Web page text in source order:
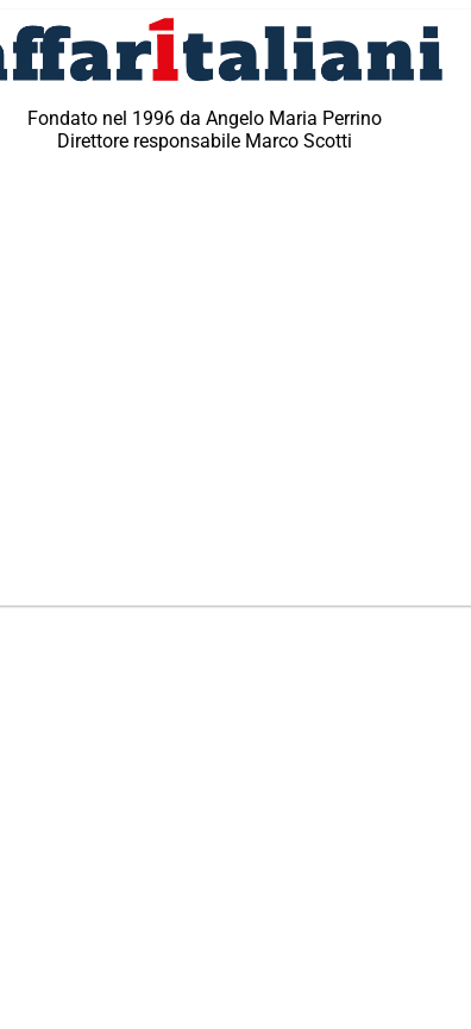
Fondato nel 1996 da Angelo Maria Perrino
Direttore responsabile Marco Scotti